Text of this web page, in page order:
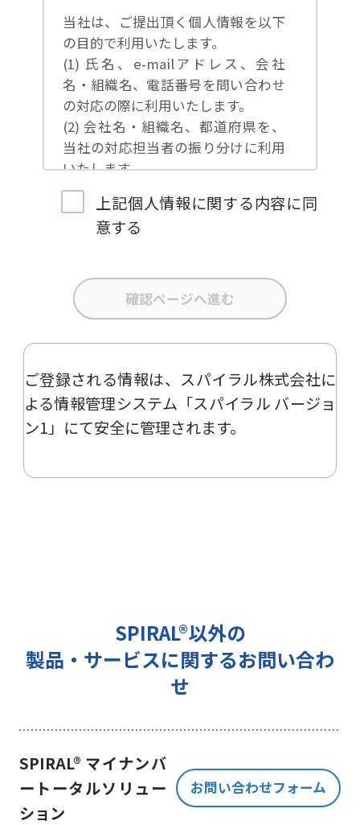
当社は、ご提出頂く個人情報を以下
の目的で利用いたします。
(1) 氏名、e-mailアドレス、会社
名・組織名、電話番号を問い合わせ
の対応の際に利用いたします。
(2) 会社名・組織名、都道府県を、
当社の対応担当者の振り分けに利用
いたします。
(3) お問合せ内容について集計分析
を行い、当社製品・サービスの企画
開発や、販促営業活動の参考にいた
(4) 氏名、e-mailアドレス、会社
名・組織名、電話番号を、当社の製
品・サービスのご案内や当社が独自
ー、イベント、展示会の開催や出展
情報の提供の際に利用いたします。
その他の目的では使用致しません。
2 個人情報の管理について
という）に準拠した適切な保護措置
を講じます。
3 個人情報の第三者提供について
き、ご提出いただく個人情報を、貴
はございません。
但し、お客様から同意をいただいた
場合のみ、日本及びアメリカ合衆国
上記個人情報に関する内容に同
意する
ご登録される情報は、 スパイラル株式会社に
よる情報管理システム「スパイラル バージョ
ン1」 にて安全に管理されます。
SPIRAL®以外の
製品・サービスに関するお問い合わ
せ
SPIRAL® マイナンバ
ートータルソリュー
ション
お問い合わせフォーム